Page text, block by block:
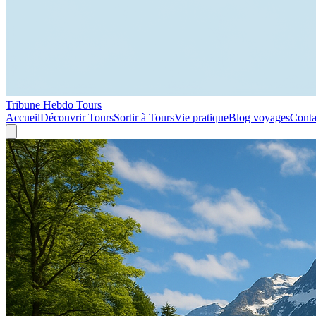
Tribune Hebdo Tours
AccueilDécouvrir ToursSortir à ToursVie pratiqueBlog voyages